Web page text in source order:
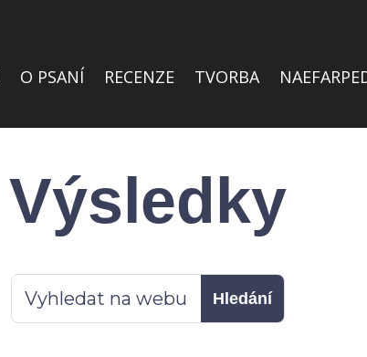
O PSANÍ RECENZE TVORBA
Výsledky